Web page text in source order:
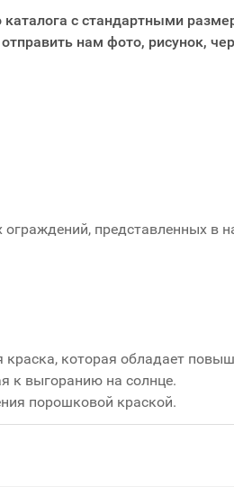
с стандартными
нам фото, рисунок,
представленных в
которая обладает
к выгоранию на солнце.
порошковой краской.